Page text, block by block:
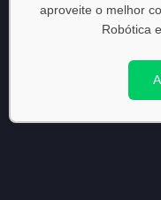
aproveite o melhor
Robótica